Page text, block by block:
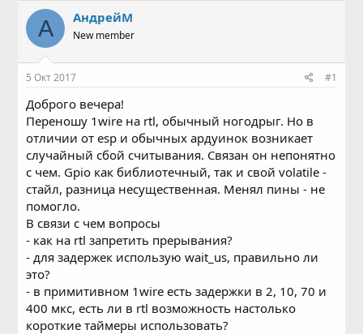
т
о
р
т
е
м
ы
а
н
ч
а
А АндрейМ
New member
5 Окт 2017 #1
Доброго вечера!
Переношу 1wire на rtl, обычный ногодрыг. Но в
отличии от esp и обычных ардуинок возникает
случайный сбой считывания. Связан он непонятно
с чем. Gpio как библиотечный, так и свой volatile -
стайл, разница несущественная. Менял пины - не
помогло.
В связи с чем вопросы
- как на rtl запретить прерывания?
- для задержек использую wait_us, правильно ли
это?
- в примитивном 1wire есть задержки в 2, 10, 70 и
400 мкс, есть ли в rtl возможность настолько
короткие таймеры использовать?